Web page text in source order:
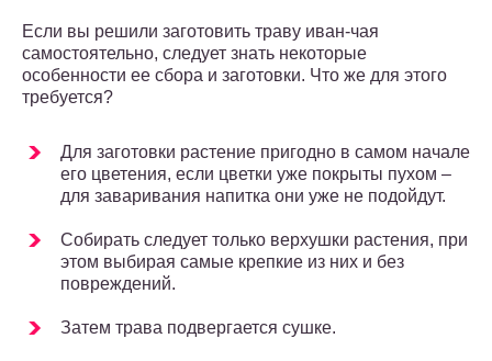
Если вы решили заготовить траву иван-чая
самостоятельно, следует знать некоторые
особенности ее сбора и заготовки. Что же для этого
требуется?
Для заготовки растение пригодно в самом начале
его цветения, если цветки уже покрыты пухом –
для заваривания напитка они уже не подойдут.
Собирать следует только верхушки растения, при
этом выбирая самые крепкие из них и без
повреждений.
Затем трава подвергается сушке.